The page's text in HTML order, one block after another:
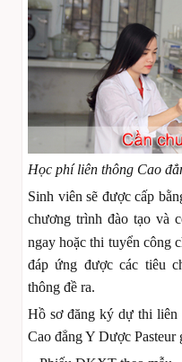
Học phí liên thông Cao
Sinh viên sẽ được cấp
chương trình đào tạo và
ngay hoặc thi tuyển công
đáp ứng được các tiêu
thông đề ra.
Hồ sơ đăng ký dự thi liên
Cao đẳng Y Dược Pasteur